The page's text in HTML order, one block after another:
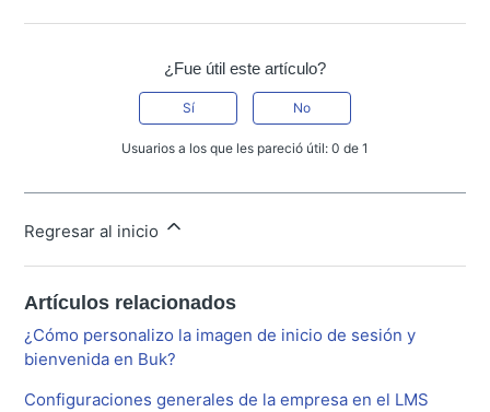
¿Fue útil este artículo?
Sí No
Usuarios a los que les pareció útil: 0 de 1
Regresar al inicio
Artículos relacionados
¿Cómo personalizo la imagen de inicio de sesión y
bienvenida en Buk?
Configuraciones generales de la empresa en el LMS